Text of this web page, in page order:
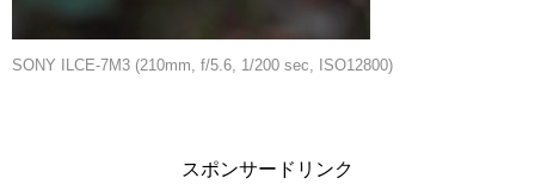
SONY ILCE-7M3 (210mm, f/5.6, 1/200 sec, ISO12800)
スポンサードリンク